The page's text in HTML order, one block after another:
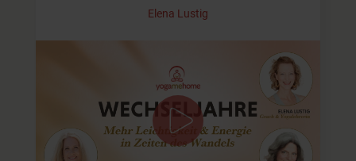
Elena Lustig
Trailer zum ProgrammPlus
"Wechseljahre - Mehr
Leichtigkeit & Energie in Zeiten des Wandels" mit Elena
Lustig und Gast-Expert:innen.